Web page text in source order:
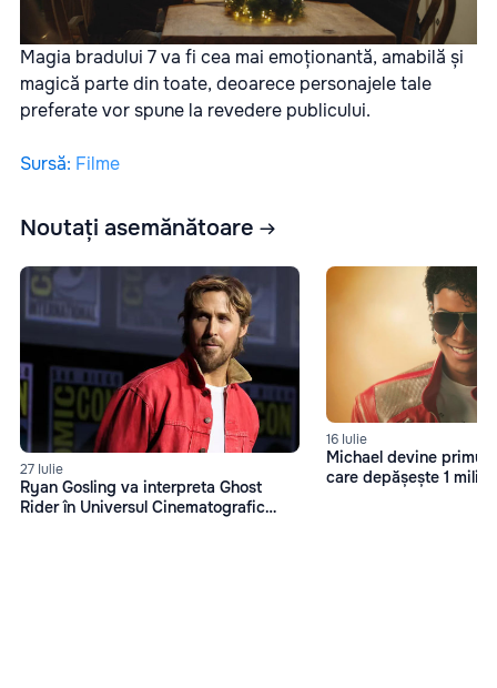
Magia bradului 7 va fi cea mai emoționantă, amabilă și
magică parte din toate, deoarece personajele tale
preferate vor spune la revedere publicului.
Sursă: Filme
Noutați asemănătoare
27 Iulie
Ryan Gosling va interpreta Ghost
Rider în Universul Cinematografic
16 Iulie
Michael devine primul
care depășește 1